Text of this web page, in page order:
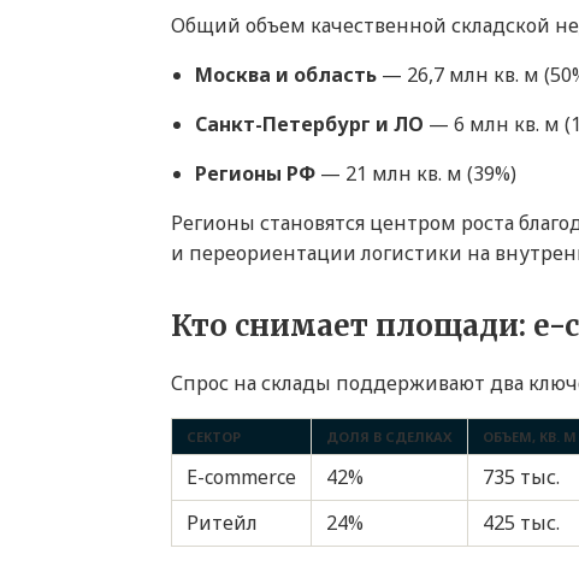
Общий объем качественной складской
Москва и область — 26,7 млн кв. м
Санкт-Петербург и ЛО — 6 млн кв. м
Регионы РФ — 21 млн кв. м (39%)
Регионы становятся центром роста
и переориентации логистики на
Кто снимает площади: e-
Спрос на склады поддерживают два
СЕКТОР ДОЛЯ В СДЕЛКАХ ОБЪЕМ, КВ. М
E-commerce 42%
735 тыс.
Ритейл
24% 425 тыс.